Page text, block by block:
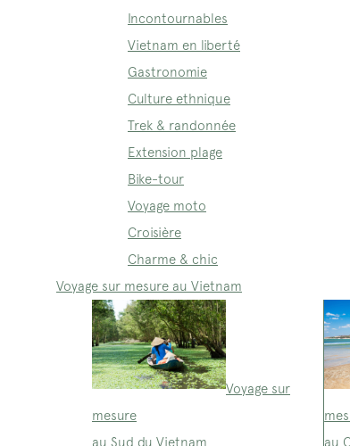
Incontournables
Vietnam en liberté
Gastronomie
Culture ethnique
Trek & randonnée
Extension plage
Bike-tour
Voyage moto
Croisière
Charme & chic
Voyage sur mesure au Vietnam
Voyage sur
mesure
au Sud du Vietnam
au